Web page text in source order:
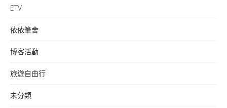
ETV
依依筆舍
博客活動
旅遊自由行
未分類